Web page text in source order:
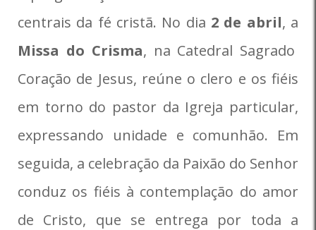
centrais da fé cristã. No dia 2 de abril, a
Missa do Crisma, na Catedral Sagrado
Coração de Jesus, reúne o clero e os fiéis
em torno do pastor da Igreja particular,
expressando unidade e comunhão. Em
seguida, a celebração da Paixão do Senhor
conduz os fiéis à contemplação do amor
de Cristo, que se entrega por toda a